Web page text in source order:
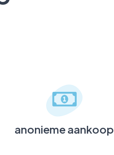
anonieme aankoop